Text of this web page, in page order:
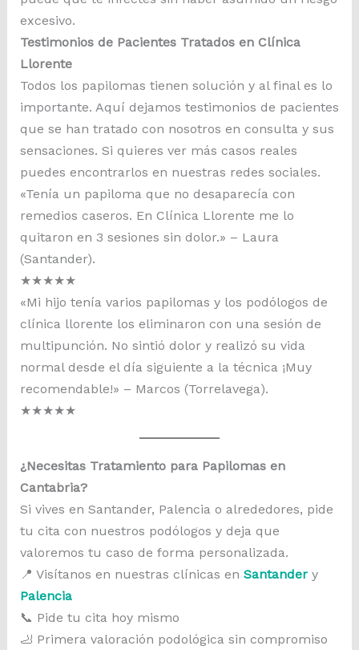
excesivo.
Testimonios de Pacientes Tratados en Clínica
Llorente
Todos los papilomas tienen solución y al final es lo
importante. Aquí dejamos testimonios de pacientes
que se han tratado con nosotros en consulta y sus
sensaciones. Si quieres ver más casos reales
puedes encontrarlos en nuestras redes sociales.
«Tenía un papiloma que no desaparecía con
remedios caseros. En Clínica Llorente me lo
quitaron en 3 sesiones sin dolor.» – Laura
(Santander).
★★★★★
«Mi hijo tenía varios papilomas y los podólogos de
clínica llorente los eliminaron con una sesión de
multipunción. No sintió dolor y realizó su vida
normal desde el día siguiente a la técnica ¡Muy
recomendable!» – Marcos (Torrelavega).
★★★★★
¿Necesitas Tratamiento para Papilomas en
Cantabria?
Si vives en Santander, Palencia o alrededores, pide
tu cita con nuestros podólogos y deja que
valoremos tu caso de forma personalizada.
📍 Visítanos en nuestras clínicas en Santander y
Palencia
📞 Pide tu cita hoy mismo
🦶 Primera valoración podológica sin compromiso